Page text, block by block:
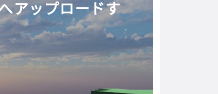
アップロードす